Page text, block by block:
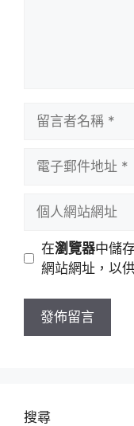
址
站
址
在瀏覽器中儲
網站網址，以
搜尋